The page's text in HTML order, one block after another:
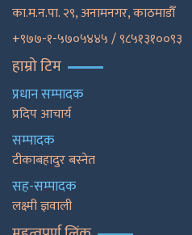
का.म.न.पा. २९, अनामनगर, काठमाडाैँ
+९७७-१-५७०५४४५ / ९८५१३१००९३
हाम्रो टिम
प्रधान सम्पादक
प्रदिप आचार्य
सम्पादक
टीकाबहादुर बस्नेत
सह-सम्पादक
लक्ष्मी ज्ञवाली